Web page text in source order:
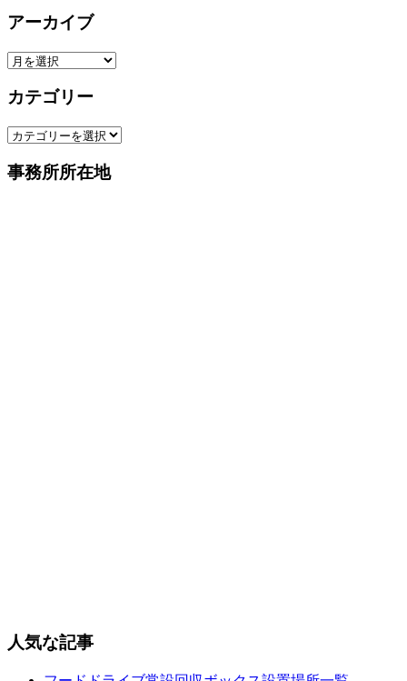
アーカイブ
ア
カ
ブ
カテゴリー
カ
ゴ
事務所所在地
人気な記事